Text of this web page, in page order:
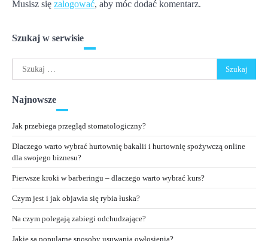
Musisz się zalogować, aby móc dodać komentarz.
Szukaj w serwisie
Szukaj:
Najnowsze
Jak przebiega przegląd stomatologiczny?
Dlaczego warto wybrać hurtownię bakalii i hurtownię spożywczą online
dla swojego biznesu?
Pierwsze kroki w barberingu – dlaczego warto wybrać kurs?
Czym jest i jak objawia się rybia łuska?
Na czym polegają zabiegi odchudzające?
Jakie są popularne sposoby usuwania owłosienia?